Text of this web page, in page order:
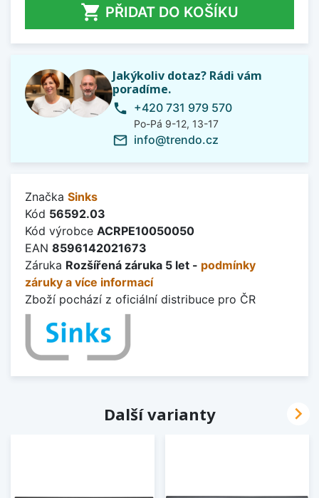
 PŘIDAT DO KOŠÍKU
Jakýkoliv dotaz? Rádi vám
poradíme.
phone +420 731 979 570
Po-Pá 9-12, 13-17
mail_outline info@trendo.cz
Značka Sinks
Kód 56592.03
Kód výrobce ACRPE10050050
EAN 8596142021673
Záruka Rozšířená záruka 5 let - podmínky
záruky a více informací
Zboží pochází z oficiální distribuce pro ČR
Další varianty 